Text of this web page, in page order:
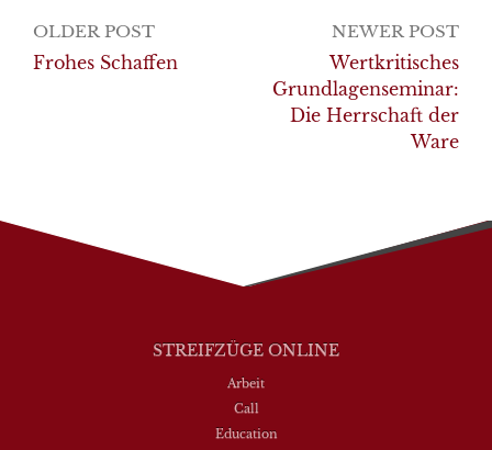
Post
navigation
OLDER POST
Frohes Schaffen
NEWER POST
Wertkritisches
Grundlagenseminar:
Die Herrschaft der
Ware
STREIFZÜGE ONLINE
Arbeit
Call
Education